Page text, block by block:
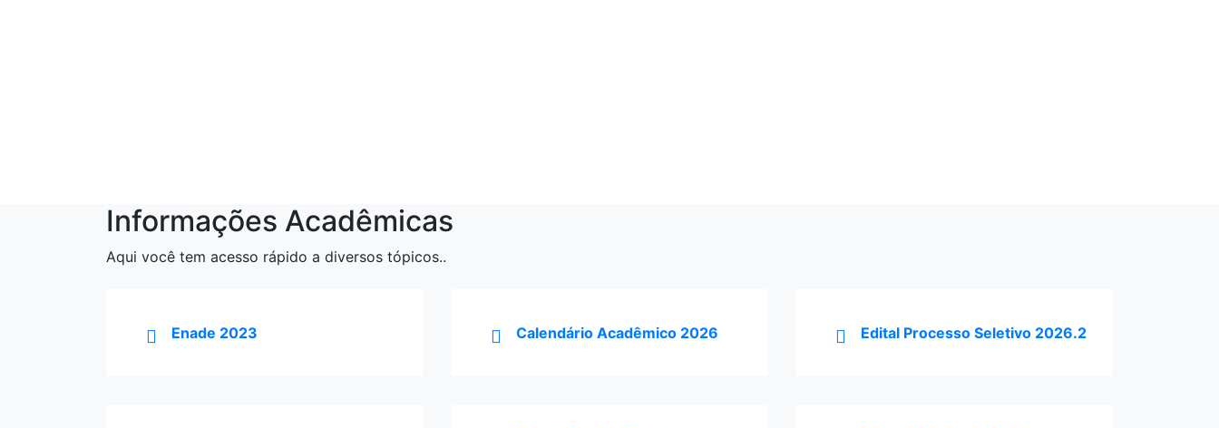
Informações Acadêmicas
Aqui você tem acesso rápido a diversos tópicos..
Enade 2023 Calendário Acadêmico 2026 Edital Processo Seletivo 2026.2